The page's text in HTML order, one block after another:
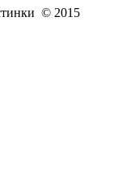
© 2015